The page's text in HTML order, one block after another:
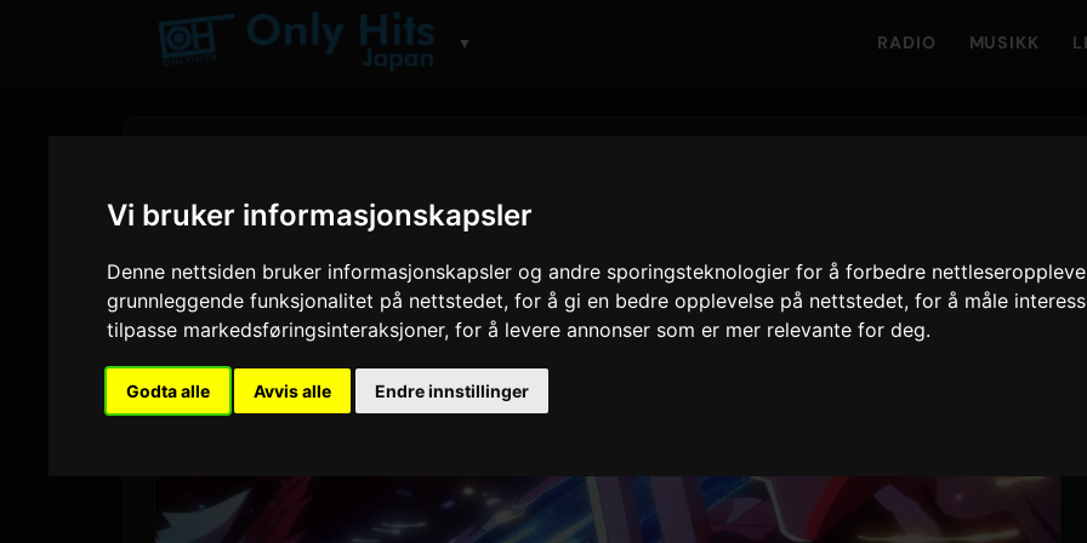
Vi bruker informasjonskapsler
Denne nettsiden bruker informasjonskapsler og andre sporingsteknologier for å forbedre
grunnleggende funksjonalitet på nettstedet,for å gi en bedre opplevelse på nettstedet,for å måle
tilpasse markedsføringsinteraksjoner,for å levere annonser som er mer relevante for deg.
Godta alle Avvis alle Endre innstillinger
▼ RADIO MUSIKK